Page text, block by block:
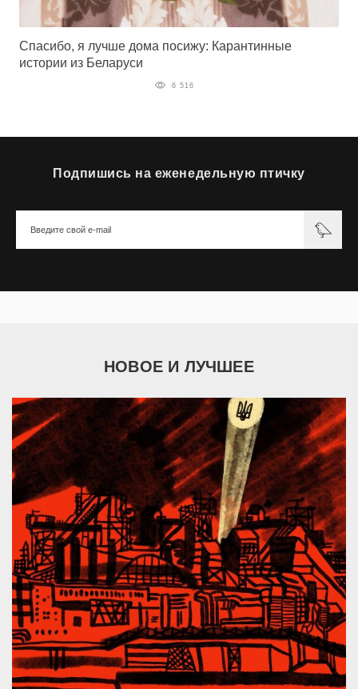
Спасибо, я лучше дома посижу: Карантинные
истории из Беларуси
6 516
Подпишись на еженедельную птичку
НОВОЕ И ЛУЧШЕЕ